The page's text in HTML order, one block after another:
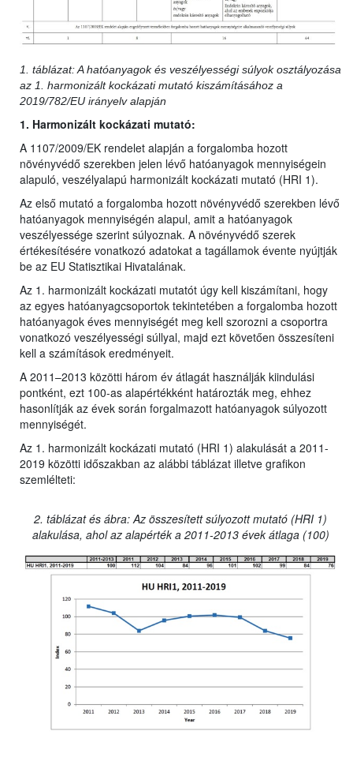
1. táblázat: A hatóanyagok és veszélyességi súlyok osztályozása
az 1. harmonizált kockázati mutató kiszámításához a
2019/782/EU irányelv alapján
1. Harmonizált kockázati mutató:
A 1107/2009/EK rendelet alapján a forgalomba hozott
növényvédő szerekben jelen lévő hatóanyagok mennyiségein
alapuló, veszélyalapú harmonizált kockázati mutató (HRI 1).
Az első mutató a forgalomba hozott növényvédő szerekben lévő
hatóanyagok mennyiségén alapul, amit a hatóanyagok
veszélyessége szerint súlyoznak. A növényvédő szerek
értékesítésére vonatkozó adatokat a tagállamok évente nyújtják
be az EU Statisztikai Hivatalának.
Az 1. harmonizált kockázati mutatót úgy kell kiszámítani, hogy
az egyes hatóanyagcsoportok tekintetében a forgalomba hozott
hatóanyagok éves mennyiségét meg kell szorozni a csoportra
vonatkozó veszélyességi súllyal, majd ezt követően összesíteni
kell a számítások eredményeit.
A 2011–2013 közötti három év átlagát használják kiindulási
pontként, ezt 100-as alapértékként határozták meg, ehhez
hasonlítják az évek során forgalmazott hatóanyagok súlyozott
mennyiségét.
Az 1. harmonizált kockázati mutató (HRI 1) alakulását a 2011-
2019 közötti időszakban az alábbi táblázat illetve grafikon
szemlélteti:
2. táblázat és ábra: Az összesített súlyozott mutató (HRI 1)
alakulása, ahol az alapérték a 2011-2013 évek átlaga (100)